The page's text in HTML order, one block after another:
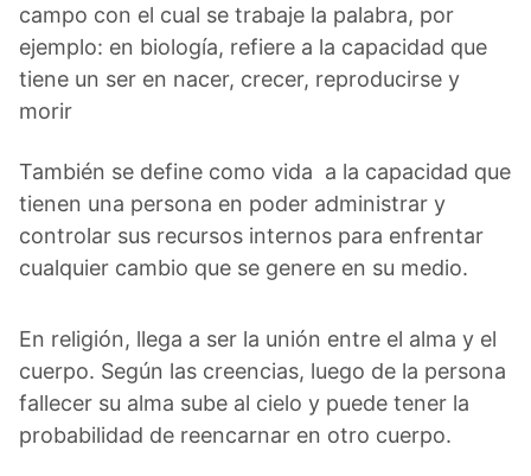
campo con el cual se trabaje la palabra, por
ejemplo: en biología, refiere a la capacidad que
tiene un ser en nacer, crecer, reproducirse y
morir
También se define como vida a la capacidad que
tienen una persona en poder administrar y
controlar sus recursos internos para enfrentar
cualquier cambio que se genere en su medio.
En religión, llega a ser la unión entre el alma y el
cuerpo. Según las creencias, luego de la persona
fallecer su alma sube al cielo y puede tener la
probabilidad de reencarnar en otro cuerpo.